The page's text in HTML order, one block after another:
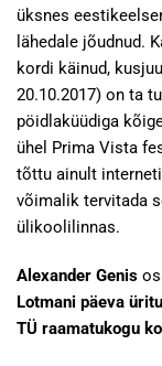
üksnes
lähedale jõudnud.
kordi käinud,
20.10.2017) on ta
pöidlaküüdiga
ühel Prima Vista
tõttu ainult
võimalik tervitada
ülikoolilinnas.
Alexander Genis
Lotmani päeva
TÜ raamatukogu